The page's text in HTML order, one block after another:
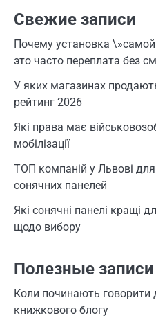
Свежие записи
Почему установка
это часто переплата без
У яких магазинах
рейтинг 2026
Які права має
мобілізації
ТОП компаній у Львові
сонячних панелей
Які сонячні панелі кращі
щодо вибору
Полезные записи
Коли починають говорити
книжкового блогу